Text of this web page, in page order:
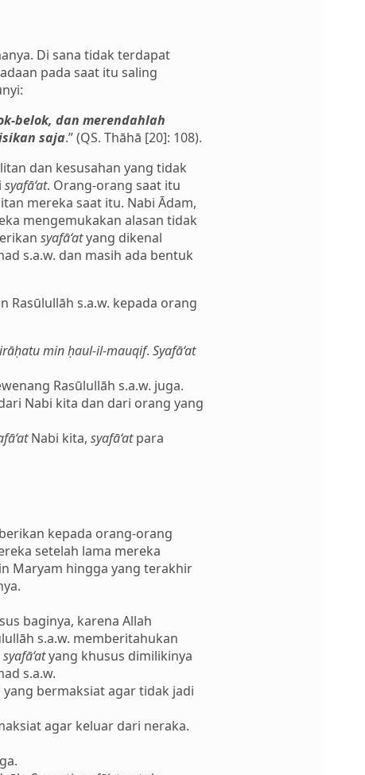
Di sana tidak terdapat
pada saat itu saling
belok, dan merendahlah
saja.” (QS. Thāhā [20]: 108).
dan kesusahan yang tidak
syafā‘at. Orang-orang saat itu
mereka saat itu. Nabi Ādam,
mengemukakan alasan tidak
syafā‘atyang dikenal
s.a.w. dan masih ada bentuk
Rasūlullāh s.a.w. kepada orang
irāḥatu min ḥaul-il-mauqif. Syafā‘at
Rasūlullāh s.a.w. juga.
Nabi kita dan dari orang yang
Nabi kita, syafā‘atpara
kepada orang-orang
setelah lama mereka
Maryam hingga yang terakhir
baginya, karena Allah
s.a.w. memberitahukan
syafā‘atyang khusus dimilikinya
s.a.w.
bermaksiat agar tidak jadi
agar keluar dari neraka.